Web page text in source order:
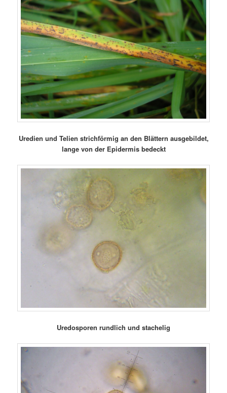
Uredien und Telien strichförmig an den Blättern ausgebildet,
lange von der Epidermis bedeckt
Uredosporen rundlich und stachelig